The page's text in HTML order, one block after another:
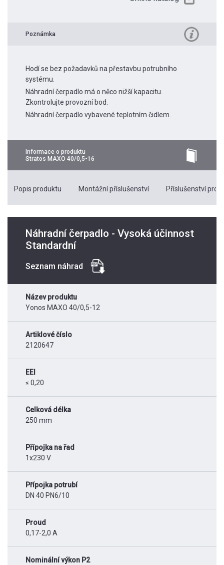
Poznámka
Hodí se bez požadavků na přestavbu potrubního
systému.
Náhradní čerpadlo má o něco nižší kapacitu.
Zkontrolujte provozní bod.
Náhradní čerpadlo vybavené teplotním čidlem.
Informace o produktu
Stratos MAXO 40/0,5-16
Popis produktu Montážní příslušenství Příslušenství pro
Náhradní čerpadlo - Vysoká účinnost
Standardní
Seznam náhrad
Název produktu
Yonos MAXO 40/0,5-12
Artiklové číslo
2120647
EEI
≤ 0,20
Celková délka
250 mm
Přípojka na řad
1x230 V
Přípojka potrubí
DN 40 PN6/10
Proud
0,17-2,0 A
Nominální výkon P2